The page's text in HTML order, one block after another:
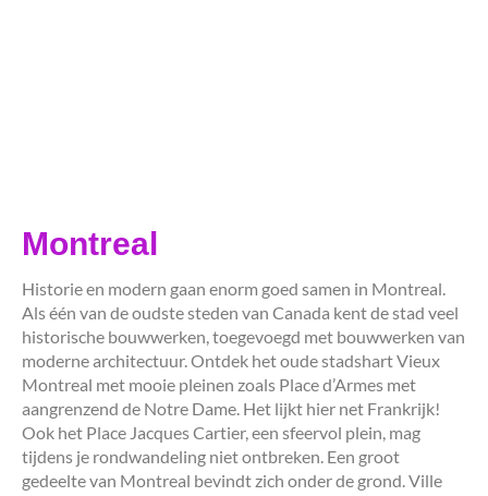
Montreal
Historie en modern gaan enorm goed samen in Montreal.
Als één van de oudste steden van Canada kent de stad veel
historische bouwwerken, toegevoegd met bouwwerken van
moderne architectuur. Ontdek het oude stadshart Vieux
Montreal met mooie pleinen zoals Place d’Armes met
aangrenzend de Notre Dame. Het lijkt hier net Frankrijk!
Ook het Place Jacques Cartier, een sfeervol plein, mag
tijdens je rondwandeling niet ontbreken. Een groot
gedeelte van Montreal bevindt zich onder de grond. Ville